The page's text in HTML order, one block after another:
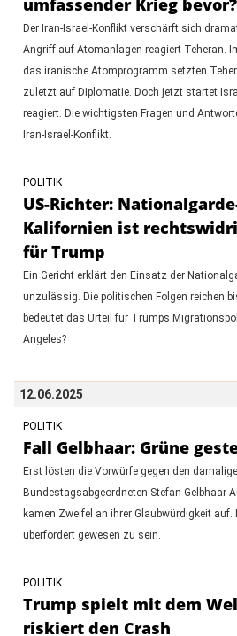
umfassender Krieg bevor?
Der Iran-Israel-Konflikt verschärft sich
Angriff auf Atomanlagen reagiert Teheran.
das iranische Atomprogramm setzten
zuletzt auf Diplomatie. Doch jetzt startet
reagiert. Die wichtigsten Fragen und
Iran-Israel-Konflikt.
POLITIK
US-Richter:
Kalifornien ist
für Trump
Ein Gericht erklärt den Einsatz der
unzulässig. Die politischen Folgen reichen
bedeutet das Urteil für Trumps
Angeles?
12.06.2025
POLITIK
Fall Gelbhaar: Grüne
Erst lösten die Vorwürfe gegen den
Bundestagsabgeordneten Stefan Gelbhaar
kamen Zweifel an ihrer Glaubwürdigkeit auf.
überfordert gewesen zu sein.
POLITIK
Trump spielt mit dem
riskiert den Crash